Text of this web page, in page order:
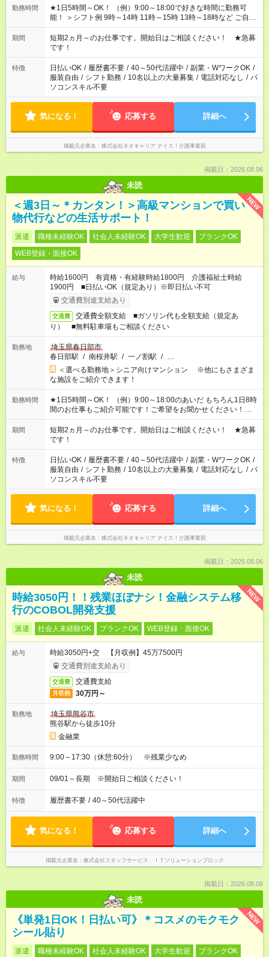
勤務時間
★1日5時間～OK！ （例）9:00～18:00で好きな時間に勤務可
能！ ＞シフト例 9時～14時 11時～15時 13時～18時など ご自身
のご都合に合わせて勤務時間をご相談ください！ ★家庭の都合
でお休みや時間の調整が必要な場合も遠慮なくご相談くださ
い。
期間
短期2ヵ月～のお仕事です。開始日はご相談ください！ ★急募
です！
特徴 日払いOK / 履歴書不要 / 40～50代活躍中 / 副業・WワークOK /
服装自由 / シフト勤務 / 10名以上の大量募集 / 電話対応なし / パ
ソコンスキル不要
気になる！ 応募する 詳細へ
掲載元企業名 株式会社ネオキャリア ナイス！介護事業部
掲載日：2026.08.06
未読
NEW
＜週3日～＊カンタン！＞高級マンションで買い
物代行などの生活サポート！
派遣 職種未経験OK 社会人未経験OK 大学生歓迎
ブランクOK
WEB登録・面接OK
給与
時給1600円 有資格・有経験時給1800円 介護福祉士時給
1900円 ■日払いOK（規定あり）※即日払い不可
交通費別途支給あり
交通費
交通費全額支給 ■ガソリン代も全額支給（規定あ
り） ■無料駐車場もご相談ください
勤務地
埼玉県春日部市
春日部駅 / 南桜井駅 / 一ノ割駅 / …
＜選べる勤務地＞シニア向けマンション ※他にもさまざま
な施設をご紹介できます！
勤務時間
★1日5時間～OK！ （例）9:00～18:00のあいだ もちろん1日8時
間のお仕事もご紹介可能です！ご希望をお聞かせください！★家
庭の都合でお休みが必要な場合も遠慮なくご相談ください。 ※
週最低15時間以上の勤務が必要です
期間
短期2ヵ月～のお仕事です。開始日はご相談ください！ ★急募
です！
特徴 日払いOK / 履歴書不要 / 40～50代活躍中 / 副業・WワークOK /
服装自由 / シフト勤務 / 10名以上の大量募集 / 電話対応なし / パ
ソコンスキル不要
気になる！ 応募する 詳細へ
掲載元企業名 株式会社ネオキャリア ナイス！介護事業部
掲載日：2026.08.06
未読
NEW
時給3050円！！残業ほぼナシ！金融システム移
行のCOBOL開発支援
派遣 社会人未経験OK ブランクOK WEB登録・面接OK
給与
時給3050円+交 【月収例】45万7500円
交通費別途支給あり
交通費 交通費支給
月収例 30万円～
勤務地
埼玉県熊谷市
熊谷駅から徒歩10分
金融業
勤務時間 9:00～17:30（休憩:60分） ※残業少なめ
期間 09/01～長期 ※開始日ご相談ください！
特徴 履歴書不要 / 40～50代活躍中
気になる！ 応募する 詳細へ
掲載元企業名 株式会社スタッフサービス ＩＴソリューションブロック
掲載日：2026.08.06
未読
NEW
《単発1日OK！日払い可》＊コスメのモクモク
シール貼り
派遣 職種未経験OK 社会人未経験OK 大学生歓迎
ブランクOK